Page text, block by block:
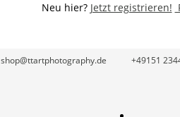
Neu hier? Jetzt registrieren!
shop@ttartphotography.de +49151